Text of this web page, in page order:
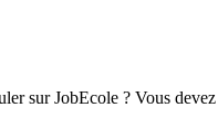
sur JobEcole ? Vous